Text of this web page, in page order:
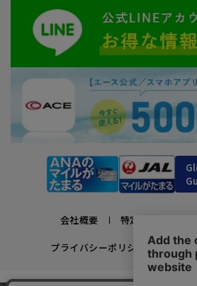
会社概要 特定商取引法に基
プライバシーポリシー 利用